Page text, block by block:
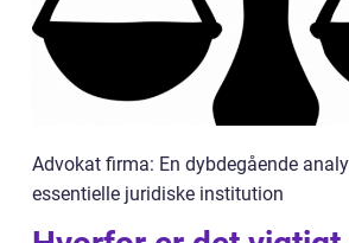
Advokat firma: En dybdegående
essentielle juridiske institution